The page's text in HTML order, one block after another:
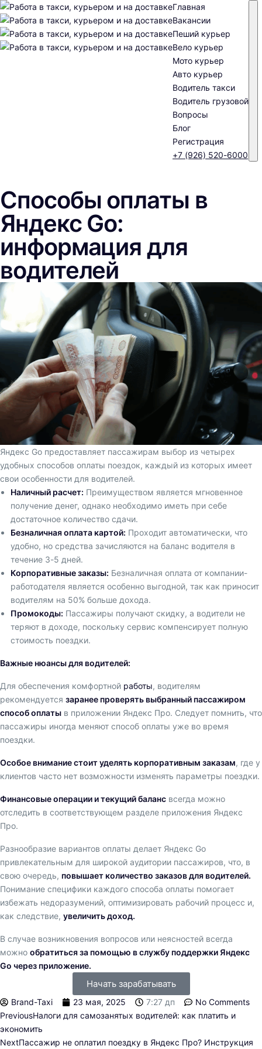
Главная
Вакансии
Пеший курьер
Вело курьер
Мото курьер
Авто курьер
Водитель такси
Водитель грузовой
Вопросы
Блог
Регистрация
+7 (926) 520-6000
Способы оплаты в
Яндекс Go:
информация для
водителей
Яндекс Go предоставляет пассажирам выбор из четырех
удобных способов оплаты поездок, каждый из которых имеет
свои особенности для водителей.
Наличный расчет: Преимуществом является мгновенное
получение денег, однако необходимо иметь при себе
достаточное количество сдачи.
Безналичная оплата картой: Проходит автоматически, что
удобно, но средства зачисляются на баланс водителя в
течение 3-5 дней.
Корпоративные заказы: Безналичная оплата от компании-
работодателя является особенно выгодной, так как приносит
водителям на 50% больше дохода.
Промокоды: Пассажиры получают скидку, а водители не
теряют в доходе, поскольку сервис компенсирует полную
стоимость поездки.
Важные нюансы для водителей:
Для обеспечения комфортной работы, водителям
рекомендуется заранее проверять выбранный пассажиром
способ оплаты в приложении Яндекс Про. Следует помнить, что
пассажиры иногда меняют способ оплаты уже во время
поездки.
Особое внимание стоит уделять корпоративным заказам, где у
клиентов часто нет возможности изменять параметры поездки.
Финансовые операции и текущий баланс всегда можно
отследить в соответствующем разделе приложения Яндекс
Про.
Разнообразие вариантов оплаты делает Яндекс Go
привлекательным для широкой аудитории пассажиров, что, в
свою очередь, повышает количество заказов для водителей.
Понимание специфики каждого способа оплаты помогает
избежать недоразумений, оптимизировать рабочий процесс и,
как следствие, увеличить доход.
В случае возникновения вопросов или неясностей всегда
можно обратиться за помощью в службу поддержки Яндекс
Go через приложение.
Начать зарабатывать
Brand-Taxi 23 мая, 2025 7:27 дп
No Comments
PreviousНалоги для самозанятых водителей: как платить и
экономить
NextПассажир не оплатил поездку в Яндекс Про? Инструкция